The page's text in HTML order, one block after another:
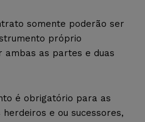
somente poderão ser
próprio
ambas as partes e duas
é obrigatório para as
e ou sucessores,